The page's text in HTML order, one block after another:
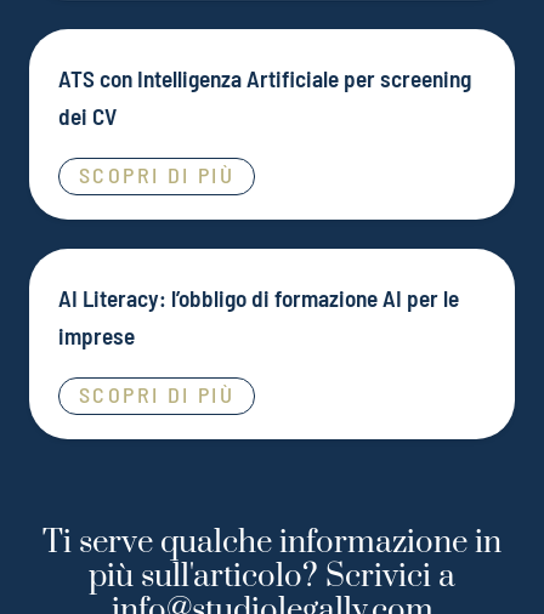
ATS con Intelligenza Artificiale per screening
dei CV
SCOPRI DI PIÙ
AI Literacy: l’obbligo di formazione AI per le
imprese
SCOPRI DI PIÙ
Ti serve qualche informazione in
più sull'articolo? Scrivici a